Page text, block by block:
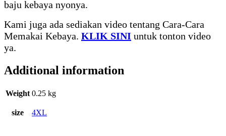
baju kebaya nyonya.
Kami juga ada sediakan video tentang Cara-Cara
Memakai Kebaya. KLIK SINI untuk tonton video
ya.
Additional information
Weight 0.25 kg
size 4XL